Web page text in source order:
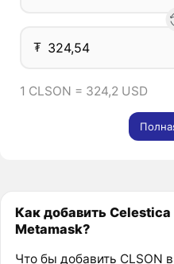
₮
1 CLSON = 324,2 USD
Как добавить
Metamask?
Что бы добавить CLSON